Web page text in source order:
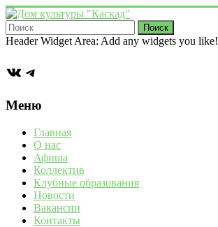
Перейти
к
содержимому
Дом
"Каскад"
Учреждение
культуры
деревне
Васькино
городского
округа
Чехов
Header Widget Area: Add any widgets you like!
ВКонтакте
Telegram
Меню
Главная
О нас
Афиша
Коллектив
Клубные образования
Новости
Вакансии
Контакты